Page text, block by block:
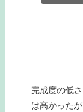
完成度の低
は高かったが